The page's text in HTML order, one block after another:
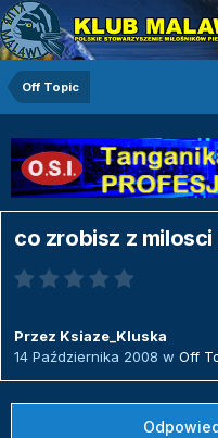
Off Topic
co zrobisz z
Przez Ksiaze_Kluska
14 Października 2008 w Off